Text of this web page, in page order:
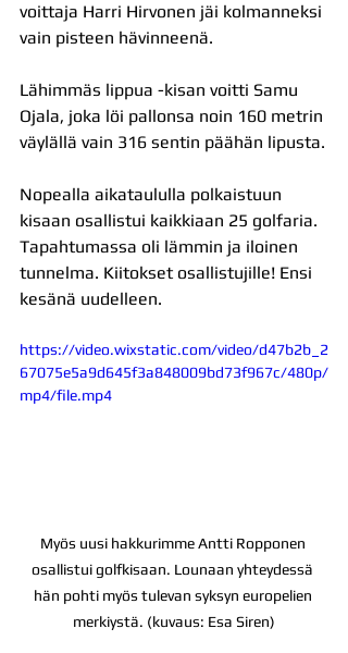
voittaja Harri Hirvonen jäi kolmanneksi
vain pisteen hävinneenä.
Lähimmäs lippua -kisan voitti Samu
Ojala, joka löi pallonsa noin 160 metrin
väylällä vain 316 sentin päähän lipusta.
Nopealla aikataululla polkaistuun
kisaan osallistui kaikkiaan 25 golfaria.
Tapahtumassa oli lämmin ja iloinen
tunnelma. Kiitokset osallistujille! Ensi
kesänä uudelleen.
https://video.wixstatic.com/video/d47b2b_2
67075e5a9d645f3a848009bd73f967c/480p/
mp4/file.mp4
Myös uusi hakkurimme Antti Ropponen
osallistui golfkisaan. Lounaan yhteydessä
hän pohti myös tulevan syksyn europelien
merkiystä. (kuvaus: Esa Siren)